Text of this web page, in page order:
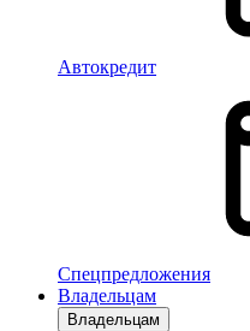
Автокредит
Спецпредложения
Владельцам
Владельцам